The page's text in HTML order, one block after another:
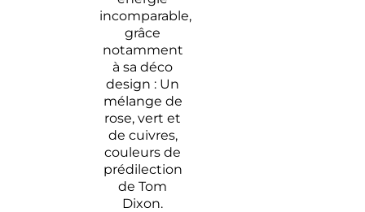
incomparable,
grâce
notamment
à sa déco
design : Un
mélange de
rose, vert et
de cuivres,
couleurs de
prédilection
de Tom
Dixon.